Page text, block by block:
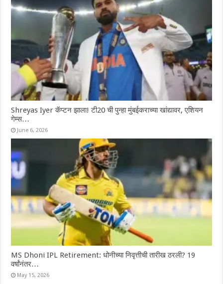
Shreyas Iyer कॅप्टन झाला! टी20 ची पुन्हा मुंबईकराच्या खांद्यावर, एशियन
गेम्स…
June 6, 2026
MS Dhoni IPL Retirement: धोनीच्या निवृत्तीची तारीख ठरली? 19
वर्षांनंतर…
May 15, 2026